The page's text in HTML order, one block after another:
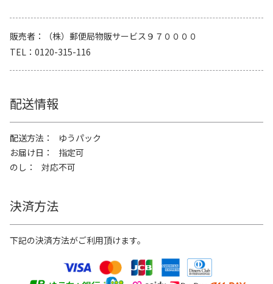
販売者
（株）郵便局物販サービス９７００００
TEL
0120-315-116
配送情報
配送方法
ゆうパック
お届け日
指定可
のし
対応不可
決済方法
下記の決済方法がご利用頂けます。